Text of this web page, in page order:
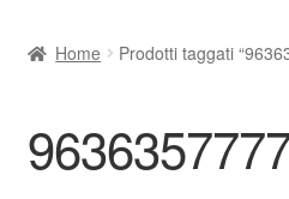
Contatto
Home Prodotti taggati